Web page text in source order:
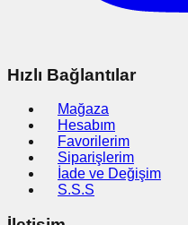
Hızlı Bağlantılar
Mağaza
Hesabım
Favorilerim
Siparişlerim
İade ve Değişim
S.S.S